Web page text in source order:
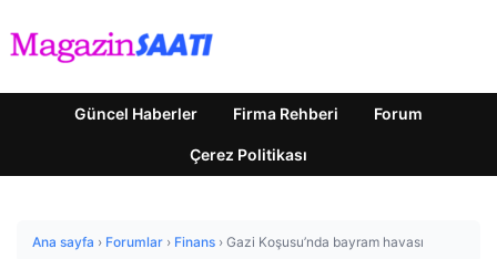
Güncel Haberler Firma Rehberi Forum
Çerez Politikası
Ana sayfa › Forumlar › Finans › Gazi Koşusu’nda bayram havası